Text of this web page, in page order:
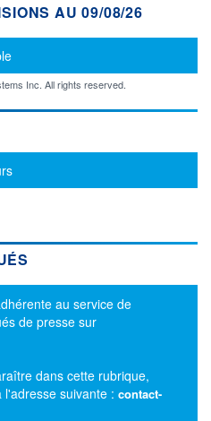
AU 09/08/26
Inc. All rights reserved.
au service de
de presse sur
dans cette rubrique,
suivante : contact-